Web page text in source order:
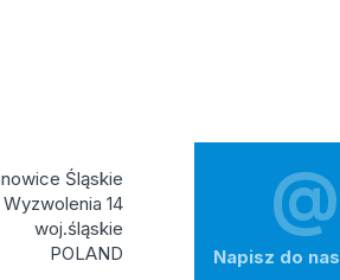
Śląskie
Wyzwolenia 14
woj.śląskie
POLAND
@
Napisz do nas